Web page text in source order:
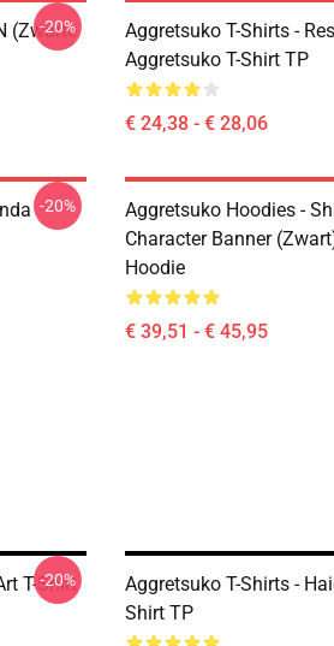
(zwarte
-20%
Aggretsuko T-Shirts -
Aggretsuko T-Shirt TP
€ 24,38 - € 28,06
-20%
Aggretsuko Hoodies -
Character Banner
Hoodie
€ 39,51 - € 45,95
T-Shirt
-20%
Aggretsuko T-Shirts -
Shirt TP